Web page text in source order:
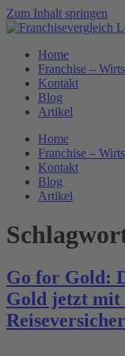
Zum Inhalt springen
Home
Franchise –
Kontakt
Blog
Artikel
Home
Franchise –
Kontakt
Blog
Artikel
Go for Gold:
Gold jetzt